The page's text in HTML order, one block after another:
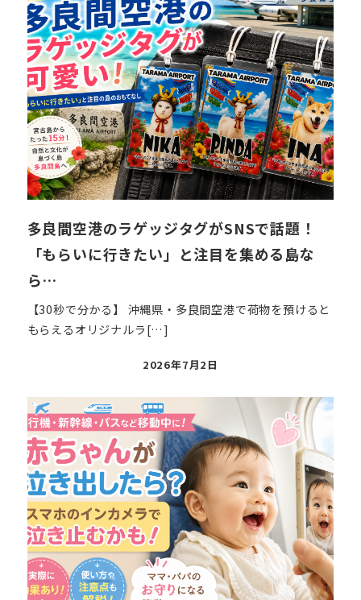
多良間空港のラゲッジタグがSNSで話題！
「もらいに行きたい」と注目を集める島な
ら…
【30秒で分かる】 沖縄県・多良間空港で荷物を預けると
もらえるオリジナルラ[…]
投
日
2026年7月2日